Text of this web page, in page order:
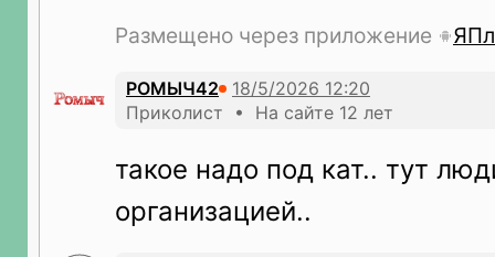
Размещено через приложение
РОМЫЧ42
Приколист • На сайте 12 лет
такое надо под кат.. тут
организацией..